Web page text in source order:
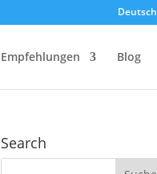
Deutsch
Empfehlungen Blog
Search